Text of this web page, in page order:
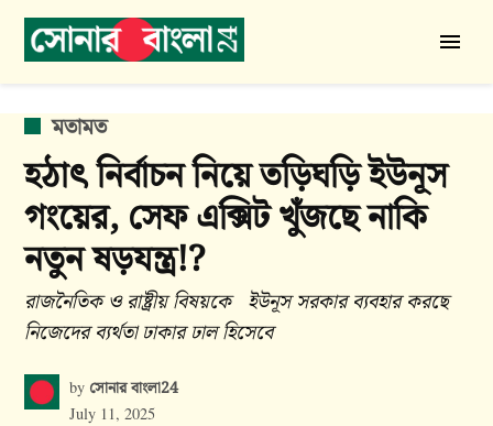
Skip
বাংলা
24
POSTED
IN
মতামত
হঠাৎ নির্বাচন নিয়ে তড়িঘড়ি ইউনূস
গংয়ের, সেফ এক্সিট খুঁজছে নাকি
নতুন ষড়যন্ত্র!?
রাজনৈতিক ও রাষ্ট্রীয় বিষয়কে ইউনূস সরকার ব্যবহার করছে
নিজেদের ব্যর্থতা ঢাকার ঢাল হিসেবে
by সোনার বাংলা24
July 11, 2025